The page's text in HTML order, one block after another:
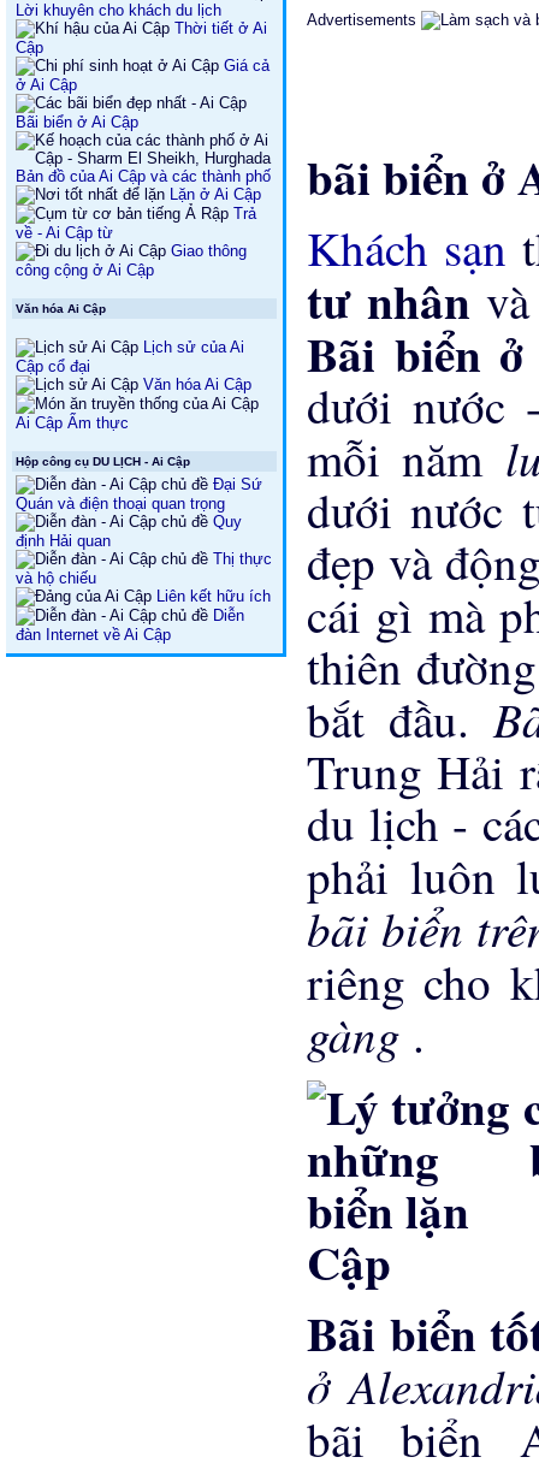
Lời khuyên cho khách du lịch
Thời tiết ở Ai
Cập
Giá cả
ở Ai Cập
Bãi biển ở Ai Cập
Bản đồ của Ai Cập và các thành phố
Lặn ở Ai Cập
Trả
về - Ai Cập từ
Giao thông
công cộng ở Ai Cập
Văn hóa Ai Cập
Lịch sử của Ai
Cập cổ đại
Văn hóa Ai Cập
Ai Cập Ẩm thực
Hộp công cụ DU LỊCH - Ai Cập
Đại Sứ
Quán và điện thoại quan trọng
Quy
định Hải quan
Thị thực
và hộ chiếu
Liên kết hữu ích
Diễn
đàn Internet về Ai Cập
Advertisements
bãi biển ở
Khách sạn
tư nhân
Bãi biển
dưới nước
mỗi năm
dưới nước
đẹp và
cái gì mà
thiên
bắt đầu.
Trung Hải
du lịch -
phải luôn
bãi biển
riêng cho
gàng .
Cập
Bãi biển
ở
bãi biển